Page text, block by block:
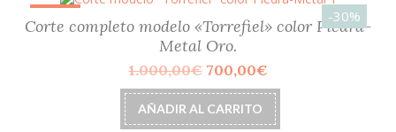
-30%
Corte completo modelo «Torrefiel» color Piedra-
Metal Oro.
1.000,00€ El
precio
original
era:
700,00€El
precio
actual
es:
AÑADIR AL CARRITO